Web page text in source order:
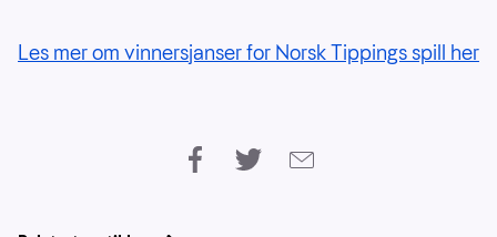
Les mer om vinnersjanser for Norsk Tippings spill her